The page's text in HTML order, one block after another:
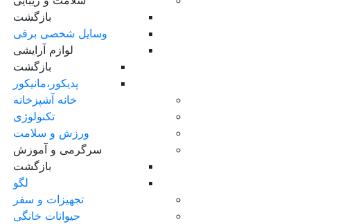
بازگشت
وسایل شخصی برقی
لوازم آرایشی
بازگشت
پدیکور،مانیکور
خانه آشپزخانه
تکنولوژی
ورزش و سلامت
سرگرمی و آموزش
بازگشت
لگو
تجهیزات و سفر
حیوانات خانگی